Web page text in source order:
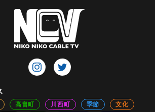
高畠町 川西町 季節
文化